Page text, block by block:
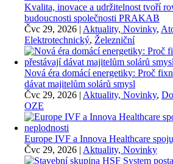
Kvalita, inovace a udržitelnost tvoří
budoucnosti společnosti PRAKAB
Čvc 29, 2026 | Aktuality, Novinky,
Elektrotechnický, Železniční
Nová éra domácí energetiky: Proč
dávat majitelům solárů smysl
Čvc 29, 2026 | Aktuality, Novinky,
OZE
Europe IVF a Innova Healthcare
Čvc 29, 2026 | Aktuality, Novinky